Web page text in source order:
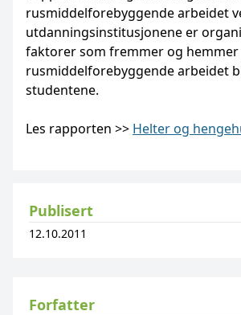
rusmiddelforebyggende arbeidet
utdanningsinstitusjonene er
faktorer som fremmer og
rusmiddelforebyggende arbeidet
studentene.
Les rapporten >> Helter og
Publisert
12.10.2011
Forfatter